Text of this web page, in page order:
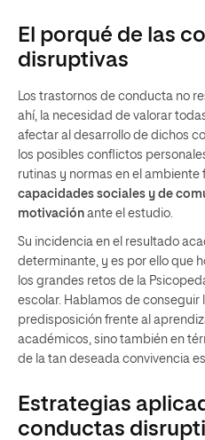
El porqué de las
disruptivas
Los trastornos de conducta no
ahí, la necesidad de valorar
afectar al desarrollo de dichos
los posibles conflictos
rutinas y normas en el ambiente
capacidades sociales y de
motivación ante el estudio.
Su incidencia en el resultado
determinante, y es por ello que
los grandes retos de la
escolar. Hablamos de conseguir
predisposición frente al
académicos, sino también en
de la tan deseada convivencia
Estrategias
conductas